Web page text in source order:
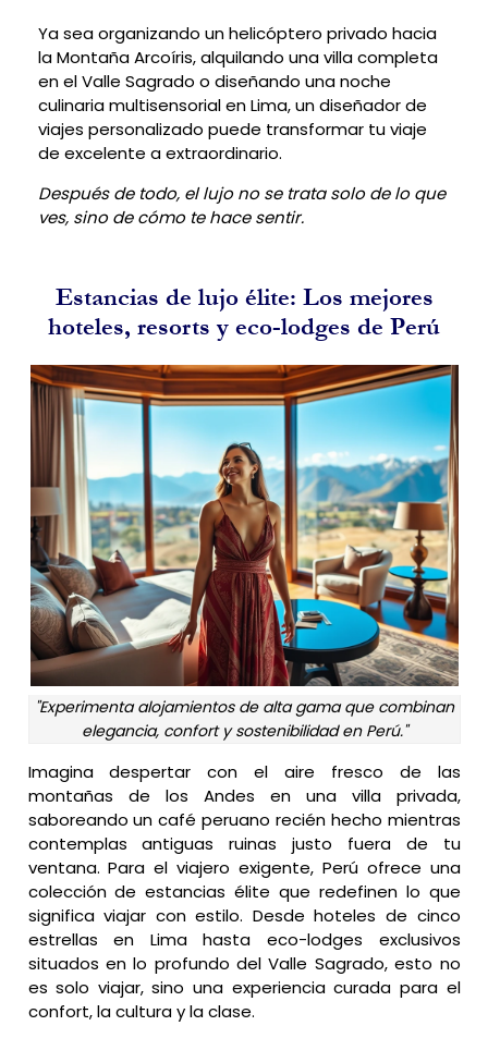
Ya sea organizando un helicóptero privado hacia
la Montaña Arcoíris, alquilando una villa completa
en el Valle Sagrado o diseñando una noche
culinaria multisensorial en Lima, un diseñador de
viajes personalizado puede transformar tu viaje
de excelente a extraordinario.
Después de todo, el lujo no se trata solo de lo que
ves, sino de cómo te hace sentir.
Estancias de lujo élite: Los mejores
hoteles, resorts y eco-lodges de Perú
"Experimenta alojamientos de alta gama que combinan
elegancia, confort y sostenibilidad en Perú."
Imagina despertar con el aire fresco de las
montañas de los Andes en una villa privada,
saboreando un café peruano recién hecho mientras
contemplas antiguas ruinas justo fuera de tu
ventana. Para el viajero exigente, Perú ofrece una
colección de estancias élite que redefinen lo que
significa viajar con estilo. Desde hoteles de cinco
estrellas en Lima hasta eco-lodges exclusivos
situados en lo profundo del Valle Sagrado, esto no
es solo viajar, sino una experiencia curada para el
confort, la cultura y la clase.